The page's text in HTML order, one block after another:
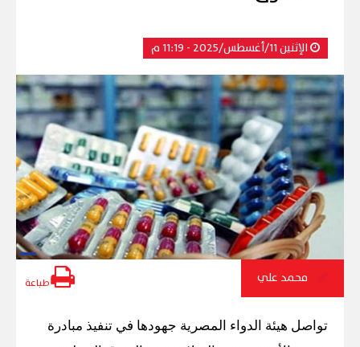
الإثنين 11/أغسطس/2025 - 11:19 م
محمد علي طباعة
تواصل هيئة الدواء المصرية جهودها في تنفيذ مبادرة